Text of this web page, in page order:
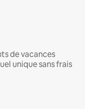
de vacances
unique sans frais